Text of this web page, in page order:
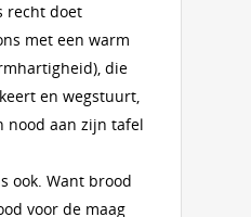
recht doet
met een warm
die
en wegstuurt,
nood aan zijn tafel
ook. Want brood
voor de maag